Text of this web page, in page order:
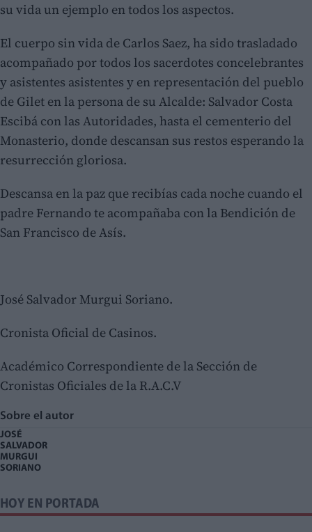
su vida un ejemplo en todos los aspectos.
El cuerpo sin vida de Carlos Saez, ha sido trasladado
acompañado por todos los sacerdotes concelebrantes
y asistentes asistentes y en representación del pueblo
de Gilet en la persona de su Alcalde: Salvador Costa
Escibá con las Autoridades, hasta el cementerio del
Monasterio, donde descansan sus restos esperando la
resurrección gloriosa.
Descansa en la paz que recibías cada noche cuando el
padre Fernando te acompañaba con la Bendición de
San Francisco de Asís.
José Salvador Murgui Soriano.
Cronista Oficial de Casinos.
Académico Correspondiente de la Sección de
Cronistas Oficiales de la R.A.C.V
Sobre el autor
JOSÉ
SALVADOR
MURGUI
SORIANO
HOY EN PORTADA